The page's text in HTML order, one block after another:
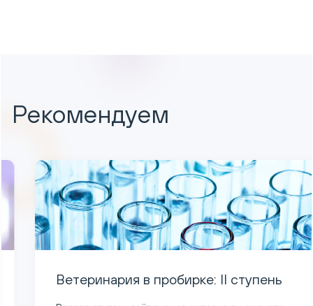
Рекомендуем
Ветеринария в пробирке: II ступень